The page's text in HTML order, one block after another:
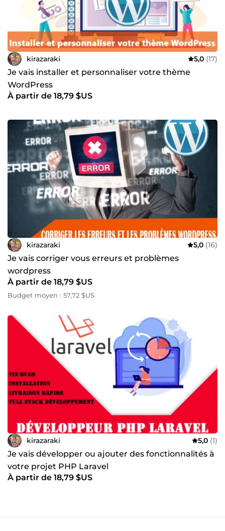
kirazaraki 5,0 (17)
Je vais installer et personnaliser votre thème
WordPress
À partir de 18,79 $US
kirazaraki 5,0 (16)
Je vais corriger vous erreurs et problèmes
wordpress
À partir de 18,79 $US
Budget moyen : 57,72 $US
kirazaraki 5,0 (1)
Je vais développer ou ajouter des fonctionnalités à
votre projet PHP Laravel
À partir de 18,79 $US